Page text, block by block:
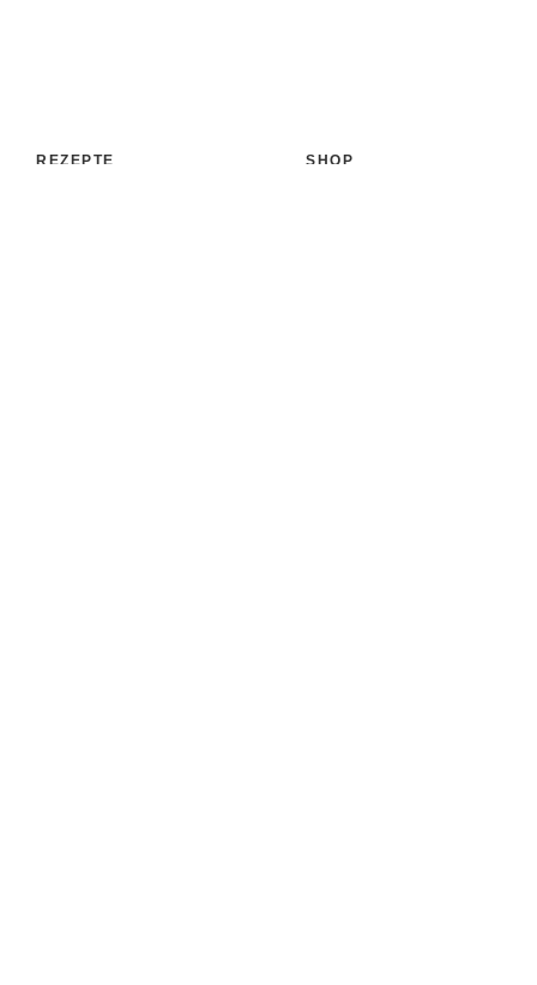
REZEPTE SHOP